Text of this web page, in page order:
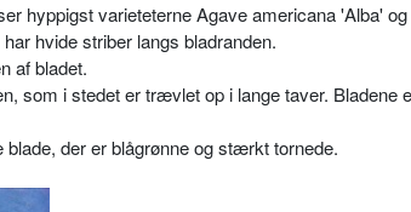
hyppigst va­rieteterne Agave americana 'Alba'
hvide striber langs bladranden.
af bladet.
som i stedet er trævlet op i lange taver. Bladene
der er blå­grønne og stærkt tornede.